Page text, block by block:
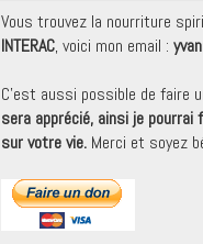
Vous trouvez la nourriture
INTERAC, voici mon email :
C'est aussi possible de faire
sera apprécié, ainsi je pourrai
sur votre vie. Merci et soyez